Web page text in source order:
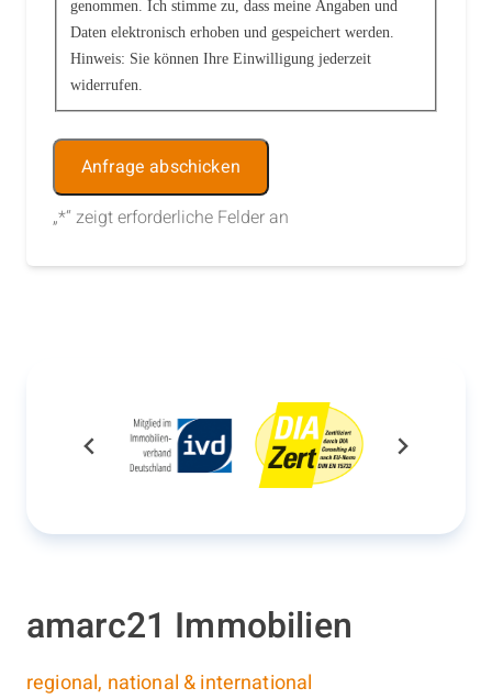
„*“ zeigt erforderliche Felder an
genommen. Ich stimme zu, dass meine Angaben und
Daten elektronisch erhoben und gespeichert werden.
Hinweis: Sie können Ihre Einwilligung jederzeit
widerrufen.
amarc21 Immobilien
regional, national & international